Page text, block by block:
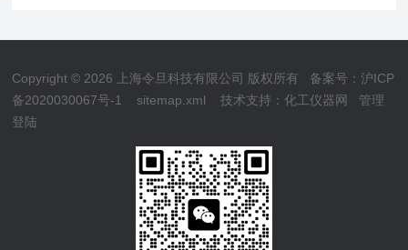
Copyright © 2026 上海令旦科技有限公司 版权所有 备案号：沪ICP
备2020030067号-1
sitemap.xml 技术支持：化工仪器网
管理
登陆